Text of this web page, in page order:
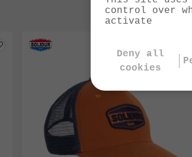
control over
activate
Deny all
cookies